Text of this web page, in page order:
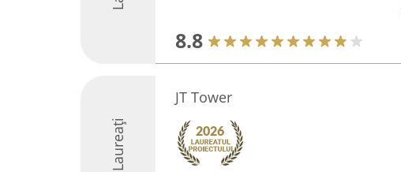
8.8
Laureați
JT Tower